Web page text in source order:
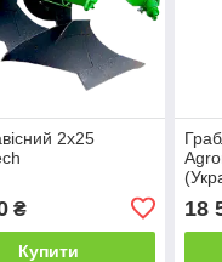
2х25
₴
Купити
18